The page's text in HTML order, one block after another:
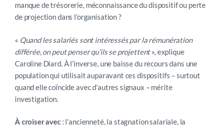
manque de trésorerie, méconnaissance du dispositif ou perte
de projection dans l’organisation ?
« Quand les salariés sont intéressés par la rémunération
différée, on peut penser qu’ils se projettent», explique
Caroline Diard. À l’inverse, une baisse du recours dans une
population qui utilisait auparavant ces dispositifs –surtout
quand elle coïncide avec d’autres signaux – mérite
investigation.
À croiser avec: l’ancienneté, la stagnation salariale, la